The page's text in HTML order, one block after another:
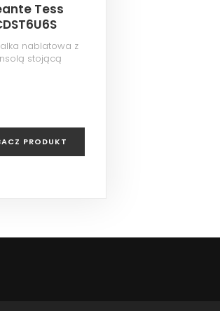
Tess
nablatowa z
stojącą
PRODUKT